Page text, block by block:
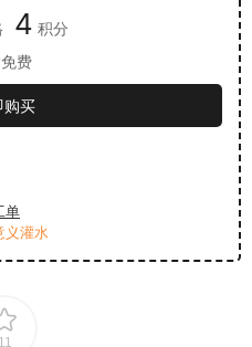
4 积分
费
购买
单
义灌水
11